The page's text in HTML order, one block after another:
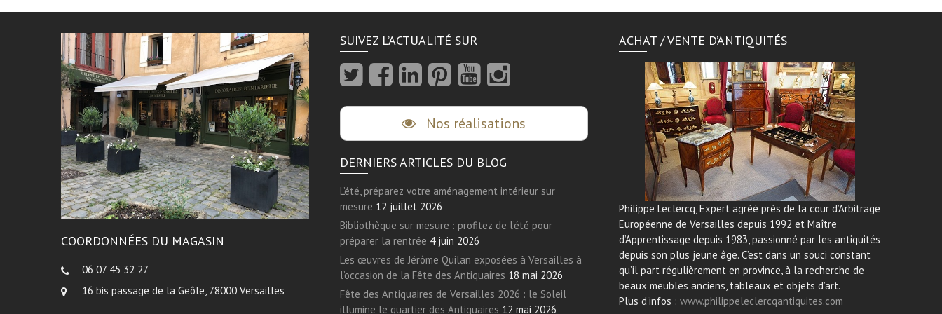
COORDONNÉES DU MAGASIN
06 07 45 32 27
16 bis passage de la Geôle, 78000 Versailles
SUIVEZ L’ACTUALITÉ SUR
Nos réalisations
DERNIERS ARTICLES DU BLOG
L’été, préparez votre aménagement intérieur sur
mesure 12 juillet 2026
Bibliothèque sur mesure : profitez de l’été pour
préparer la rentrée 4 juin 2026
Les œuvres de Jérôme Quilan exposées à Versailles à
l’occasion de la Fête des Antiquaires 18 mai 2026
Fête des Antiquaires de Versailles 2026 : le Soleil
illumine le quartier des Antiquaires 12 mai 2026
ACHAT / VENTE D’ANTIQUITÉS
Philippe Leclercq, Expert agréé près de la cour d’Arbitrage
Européenne de Versailles depuis 1992 et Maître
d’Apprentissage depuis 1983, passionné par les antiquités
depuis son plus jeune âge. C’est dans un souci constant
qu’il part régulièrement en province, à la recherche de
beaux meubles anciens, tableaux et objets d’art.
Plus d'infos : www.philippeleclercqantiquites.com